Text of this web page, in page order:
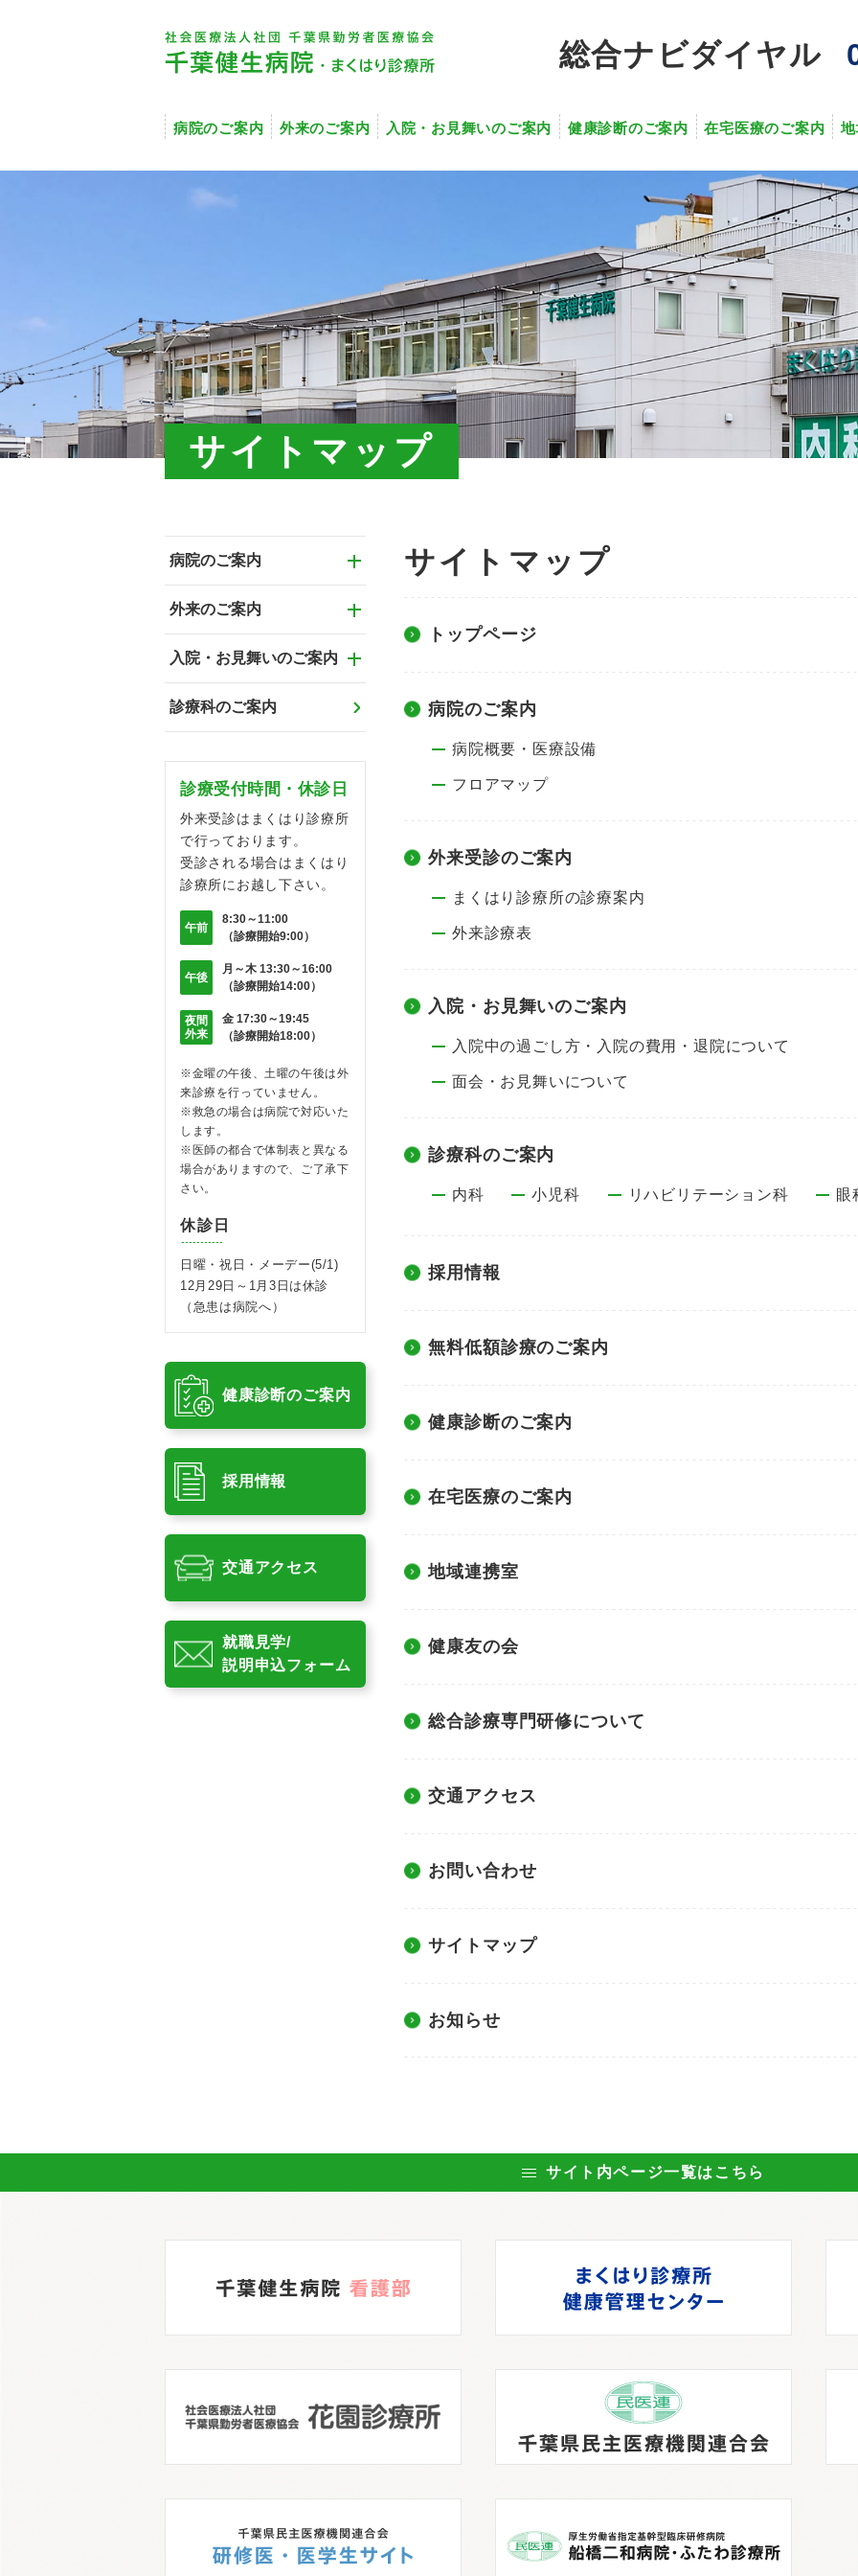
総合ナビダイヤル
病院のご案内 外来のご案内 入院・お見舞いのご案内 健康診断のご案内 在宅医療のご案内
サイトマップ
サイトマップ
トップページ
病院のご案内
病院概要・医療設備
フロアマップ
外来受診のご案内
まくはり診療所の診療案内
外来診療表
入院・お見舞いのご案内
入院中の過ごし方・入院の費用・退院について
面会・お見舞いについて
診療科のご案内
内科 小児科 リハビリテーション科 眼
採用情報
無料低額診療のご案内
健康診断のご案内
在宅医療のご案内
地域連携室
健康友の会
総合診療専門研修について
交通アクセス
お問い合わせ
サイトマップ
お知らせ
病院のご案内
外来のご案内
入院・お見舞いのご案内
診療科のご案内
診療受付時間・休診日
外来受診はまくはり診療所
で行っております。
受診される場合はまくはり
診療所にお越し下さい。
午前
8:30～11:00
（診療開始9:00）
午後
月～木 13:30～16:00
（診療開始14:00）
夜間
外来
金 17:30～19:45
（診療開始18:00）
※金曜の午後、土曜の午後は外
来診療を行っていません。
※救急の場合は病院で対応いた
します。
※医師の都合で体制表と異なる
場合がありますので、ご了承下
さい。
休診日
日曜・祝日・メーデー(5/1)
12月29日～1月3日は休診
（急患は病院へ）
健康診断のご案内
採用情報
交通アクセス
就職見学/
説明申込フォーム
サイト内ページ一覧はこちら